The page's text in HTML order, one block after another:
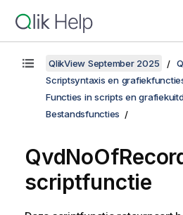
QlikView September 2025
Scriptsyntaxis en
Functies in scripts en
Bestandsfuncties
scriptfunctie